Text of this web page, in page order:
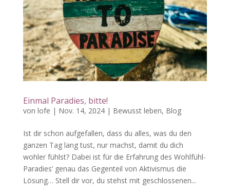
Einmal Paradies, bitte!
von lofe | Nov. 14, 2024| Bewusst leben, Blog
Ist dir schon aufgefallen, dass du alles, was du den
ganzen Tag lang tust, nur machst, damit du dich
wohler fühlst? Dabei ist für die Erfahrung des Wohlfühl-
Paradies‘ genau das Gegenteil von Aktivismus die
Lösung… Stell dir vor, du stehst mit geschlossenen...